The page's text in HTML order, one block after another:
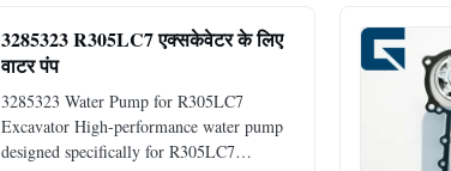
3285323 R305LC7 एक्सकेवेटर के लिए
वाटर पंप
3285323 Water Pump for R305LC7
Excavator High-performance water pump
designed specifically for R305LC7